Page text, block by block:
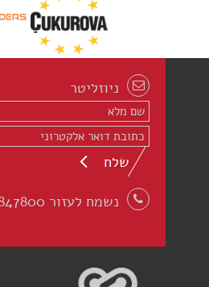
ניוזליטר
שלח
נשמח לעזור 04-8847800